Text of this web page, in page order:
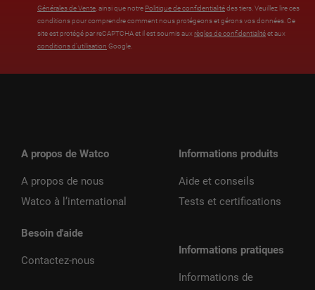
Générales de Vente , ainsi que notre Politique de confidentialitédes tiers. Veuillez lire ces
conditions pour comprendre comment nous protégeons et gérons vos données. Ce
site est protégé par reCAPTCHA et il est soumis aux règles de confidentialitéet aux
conditions d’utilisation Google.
A propos de Watco
A propos de nous
Watco à l’international
Besoin d'aide
Contactez-nous
Informations produits
Aide et conseils
Tests et certifications
Informations pratiques
Informations de